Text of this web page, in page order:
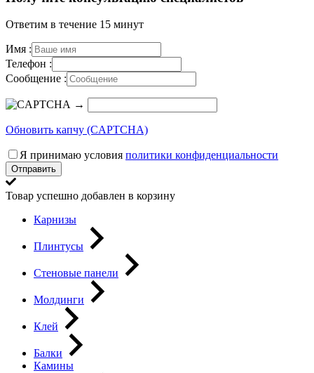
Ответим в течение 15 минут
Имя :
Телефон :
Сообщение :
→
Обновить капчу (CAPTCHA)
Я принимаю условия политики конфиденциальности
Товар успешно добавлен в корзину
Карнизы
Плинтусы
Стеновые панели
Молдинги
Клей
Балки
Камины